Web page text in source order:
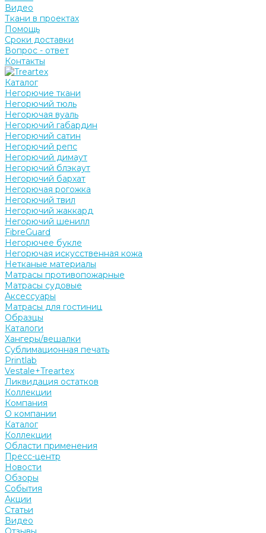
Видео
Ткани в проектах
Помощь
Сроки доставки
Вопрос - ответ
Контакты
Каталог
Негорючие ткани
Негорючий тюль
Негорючая вуаль
Негорючий габардин
Негорючий сатин
Негорючий репс
Негорючий димаут
Негорючий блэкаут
Негорючий бархат
Негорючая рогожка
Негорючий твил
Негорючий жаккард
Негорючий шенилл
FibreGuard
Негорючее букле
Негорючая искусственная кожа
Нетканые материалы
Матрасы противопожарные
Матрасы судовые
Аксессуары
Матрасы для гостиниц
Образцы
Каталоги
Хангеры/вешалки
Сублимационная печать
Printlab
Vestale+Treartex
Ликвидация остатков
Коллекции
Компания
О компании
Каталог
Коллекции
Области применения
Пресс-центр
Новости
Обзоры
События
Акции
Статьи
Видео